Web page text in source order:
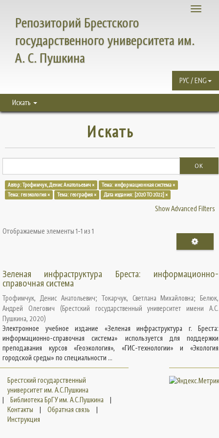
Toggle
Репозиторий Брестского
государственного университета им.
А. С. Пушкина
РУС / ENG
Искать
Искать
OK
Автор: Трофимчук, Денис Анатольевич ×
Тема: информационная система ×
Тема: геоэкология ×
Тема: география × Дата издания: [2020 TO 2022] ×
Show Advanced Filters
Отображаемые элементы 1-1 из 1
Зеленая инфраструктура Бреста: информационно-
справочная система
Трофимчук, Денис Анатольевич;Токарчук, Светлана Михайловна; Белюк,
Андрей Олегович
(Брестский государственный университет имени А.С.
Пушкина, 2020)
Электронное учебное издание «Зеленая инфраструктура г. Бреста:
информационно-справочная система» используется для поддержки
преподавания курсов «Геоэкология», «ГИС-технологии» и «Экология
городской среды» по специальности ...
Брестский государственный
университет им. А.С.Пушкина
|
Библиотека БрГУ им. А.С.Пушкина
|
Контакты
| Обратная связь
|
Инструкция